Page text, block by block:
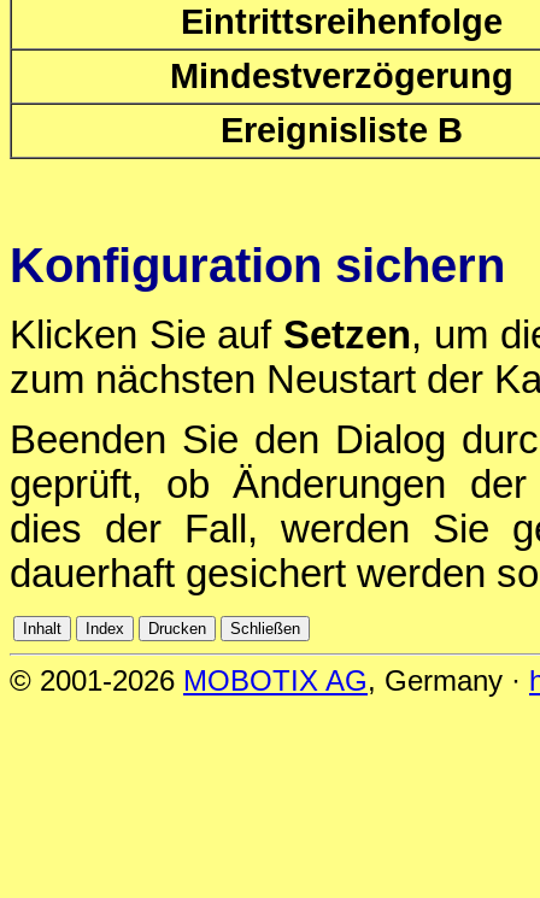
Eintrittsreihenfolge
Mindestverzögerung
Ereignisliste B
Konfiguration sichern
Klicken Sie auf Setzen, um
zum nächsten Neustart der
Beenden Sie den Dialog
geprüft, ob Änderungen
dies der Fall, werden Sie
dauerhaft gesichert werden
© 2001-2026 MOBOTIX AG, Germany ·